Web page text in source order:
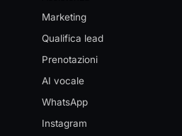
Marketing
Qualifica lead
Prenotazioni
AI vocale
WhatsApp
Instagram